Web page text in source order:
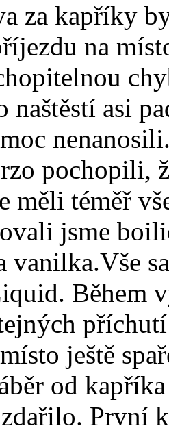
za kapříky
na
naštěstí asi
pochopili,
měli téměř
jsme
vanilka.Vše
Během
ještě
od
První